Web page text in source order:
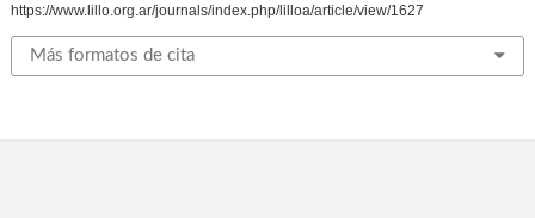
https://www.lillo.org.ar/journals/index.php/lilloa/article/view/1627
Más formatos de cita